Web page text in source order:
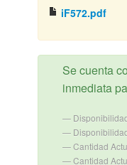
iF572.pdf
Se cuenta
inmediata
Cantidad
Cantidad